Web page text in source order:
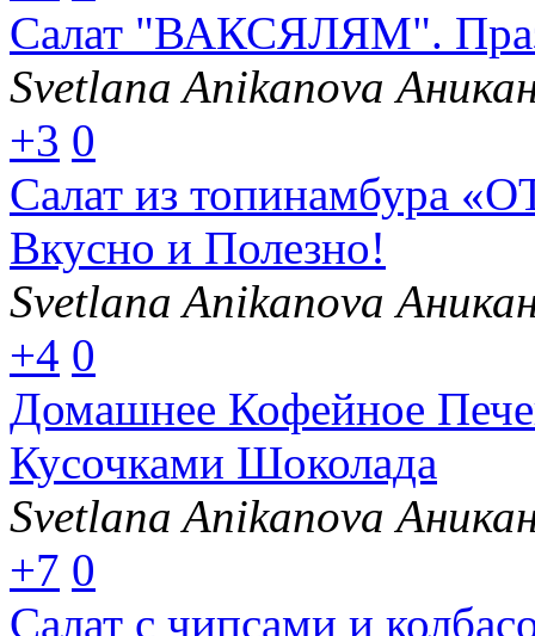
Салат "ВАКСЯЛЯМ".
Svetlana Anikanova
+3 0
Салат из топинамбура
Вкусно и Полезно!
Svetlana Anikanova
+4 0
Домашнее Кофейное
Кусочками Шоколада
Svetlana Anikanova
+7 0
Салат с чипсами и